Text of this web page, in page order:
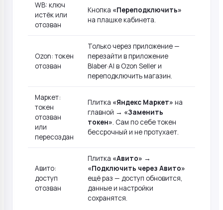
WB: ключ
истёк или
отозван
Кнопка «Переподключить»
на плашке кабинета.
Ozon: токен
отозван
Только через приложение —
перезайти в приложение
Blaber·AI в Ozon Seller и
переподключить магазин.
Маркет:
токен
отозван
или
пересоздан
Плитка «Яндекс Маркет» на
главной → «Заменить
токен». Сам по себе токен
бессрочный и не протухает.
Авито:
доступ
отозван
Плитка «Авито» →
«Подключить через Авито»
ещё раз — доступ обновится,
данные и настройки
сохранятся.